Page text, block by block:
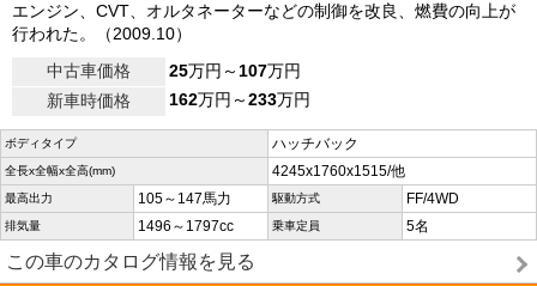
エンジン、CVT、オルタネーターなどの制御を改良、燃費の向上が
行われた。（2009.10）
中古車価格
25万円～107万円
新車時価格
162万円～233万円
ボディタイプ ハッチバック
全長x全幅x全高(mm) 4245x1760x1515/他
最高出力 105～147馬力 駆動方式 FF/4WD
排気量 1496～1797cc 乗車定員 5名
この車のカタログ情報を見る